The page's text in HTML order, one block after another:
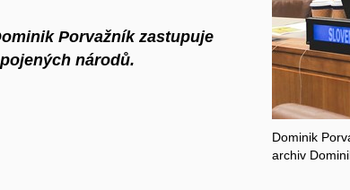
Porvažník zastupuje
národů.
Dominik
archiv